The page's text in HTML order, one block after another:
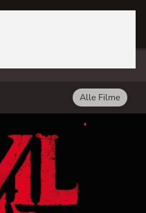
Alle Filme